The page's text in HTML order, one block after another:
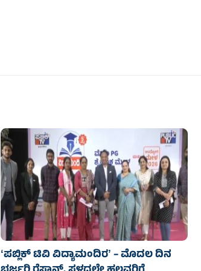
ʻಪಬ್ಲಿಕ್‌ ಟಿವಿ ವಿದ್ಯಾಮಂದಿರʼ – ಮೊದಲ ದಿನ